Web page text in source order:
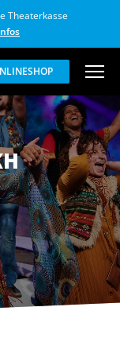
Theaterkasse